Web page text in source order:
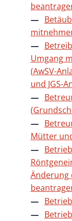
Umgang
(AwSV-
und JGS-
Mütter
Änderung